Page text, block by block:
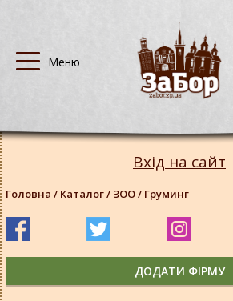
Вхід на сайт
Головна / Каталог/ ЗОО/ Груминг
ДОДАТИ ФІРМУ